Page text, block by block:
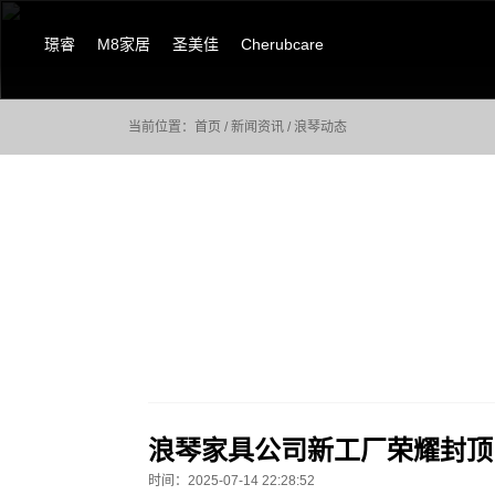
璟睿 M8家居 圣美佳 Cherubcare
当前位置：首页 /新闻资讯 / 浪琴动态
浪琴家具公司新工厂荣耀封
时间：2025-07-14 22:28:52